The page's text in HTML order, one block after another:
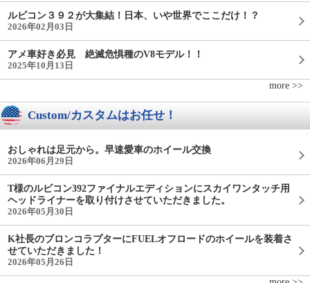
ルビコン３９２が大集結！日本、いや世界でここだけ！？
2026年02月03日
アメ車好き必見 絶滅危惧種のV8モデル！！
2025年10月13日
more >>
Custom/カスタムはお任せ！
おしゃれは足元から。早速愛車のホイール交換
2026年06月29日
T様のルビコン392ファイナルエディションにスカイワンタッチ用
ヘッドライナーを取り付けさせていただきました。
2026年05月30日
K社長のブロンコラプターにFUELオフロードのホイールを装着さ
せていただきました！
2026年05月26日